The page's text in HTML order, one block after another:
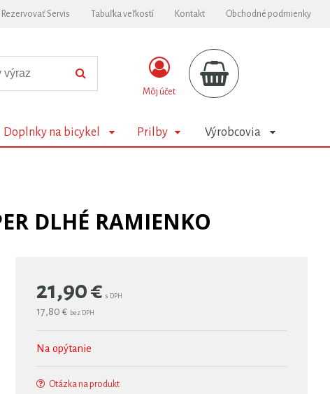
Rezervovať Servis Tabuľka veľkostí Kontakt Obchodné podmienky
Môj účet
Doplnky na bicykel Prilby Výrobcovia
DLHÉ RAMIENKO
21,90€ s DPH
17,80 € bez DPH
Na opýtanie
Otázka na produkt